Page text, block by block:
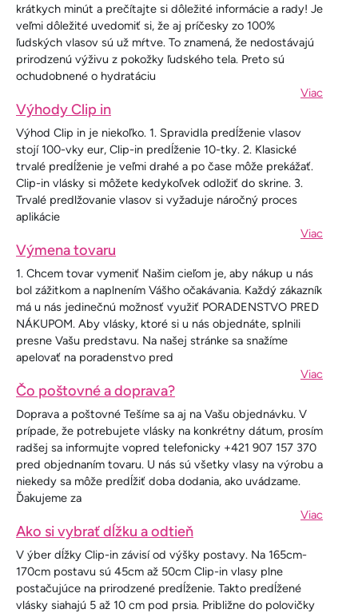
krátkych minút a prečítajte si dôležité informácie a rady! Je
veľmi dôležité uvedomiť si, že aj príčesky zo 100%
ľudských vlasov sú už mŕtve. To znamená, že nedostávajú
prirodzenú výživu z pokožky ľudského tela. Preto sú
ochudobnené o hydratáciu
Viac
Výhody Clip in
Výhod Clip in je niekoľko. 1. Spravidla predĺženie vlasov
stojí 100-vky eur, Clip-in predĺženie 10-tky. 2. Klasické
trvalé predĺženie je veľmi drahé a po čase môže prekážať.
Clip-in vlásky si môžete kedykoľvek odložiť do skrine. 3.
Trvalé predlžovanie vlasov si vyžaduje náročný proces
aplikácie
Viac
Výmena tovaru
1. Chcem tovar vymeniť Našim cieľom je, aby nákup u nás
bol zážitkom a naplnením Vášho očakávania. Každý zákazník
má u nás jedinečnú možnosť využiť PORADENSTVO PRED
NÁKUPOM. Aby vlásky, ktoré si u nás objednáte, splnili
presne Vašu predstavu. Na našej stránke sa snažíme
apelovať na poradenstvo pred
Viac
Čo poštovné a doprava?
Doprava a poštovné Tešíme sa aj na Vašu objednávku. V
prípade, že potrebujete vlásky na konkrétny dátum, prosím
radšej sa informujte vopred telefonicky +421 907 157 370
pred objednaním tovaru. U nás sú všetky vlasy na výrobu a
niekedy sa môže predĺžiť doba dodania, ako uvádzame.
Ďakujeme za
Viac
Ako si vybrať dĺžku a odtieň
V ýber dĺžky Clip-in závisí od výšky postavy. Na 165cm-
170cm postavu sú 45cm až 50cm Clip-in vlasy plne
postačujúce na prirodzené predĺženie. Takto predĺžené
vlásky siahajú 5 až 10 cm pod prsia. Približne do polovičky